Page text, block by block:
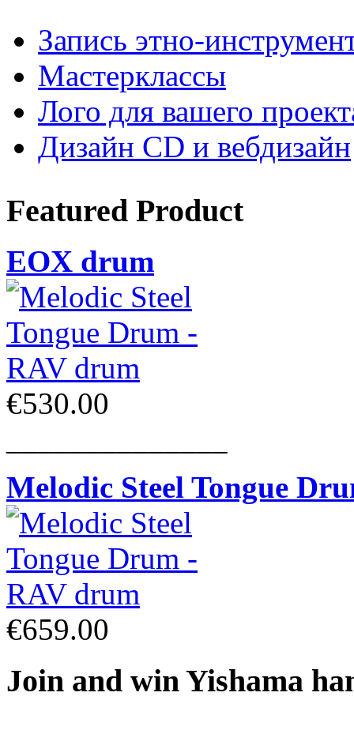
Запись этно-
Мастерклассы
Лого для вашего
Дизайн CD и вебдизайн
Featured Product
EOX drum
€530.00
Melodic Steel Tongue
€659.00
Join and win Yishama